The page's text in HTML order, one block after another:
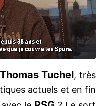
Thomas Tuchel, très
actuels et en fin